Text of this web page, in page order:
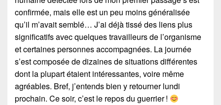
confirmée, mais elle est un peu moins généralisée
qu’il m’avait semblé… J’ai déjà tissé des liens plus
significatifs avec quelques travailleurs de l’organisme
et certaines personnes accompagnées. La journée
s’est composée de dizaines de situations différentes
dont la plupart étaient intéressantes, voire même
agréables. Bref, j’entends bien y retourner lundi
prochain. Ce soir, c’est le repos du guerrier !